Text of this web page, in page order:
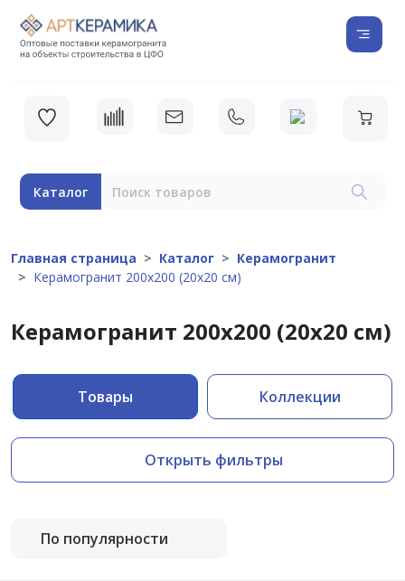
Каталог
Главная страница Каталог
Керамогранит
Керамогранит 200х200 (20х20 см)
Керамогранит 200х200 (20х20 см)
Товары Коллекции
Открыть фильтры
По популярности